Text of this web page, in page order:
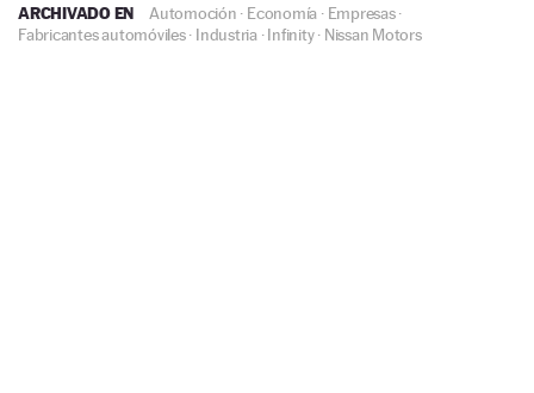
ARCHIVADO EN Automoción · Economía · Empresas·
Fabricantes automóviles· Industria·Infinity· Nissan Motors